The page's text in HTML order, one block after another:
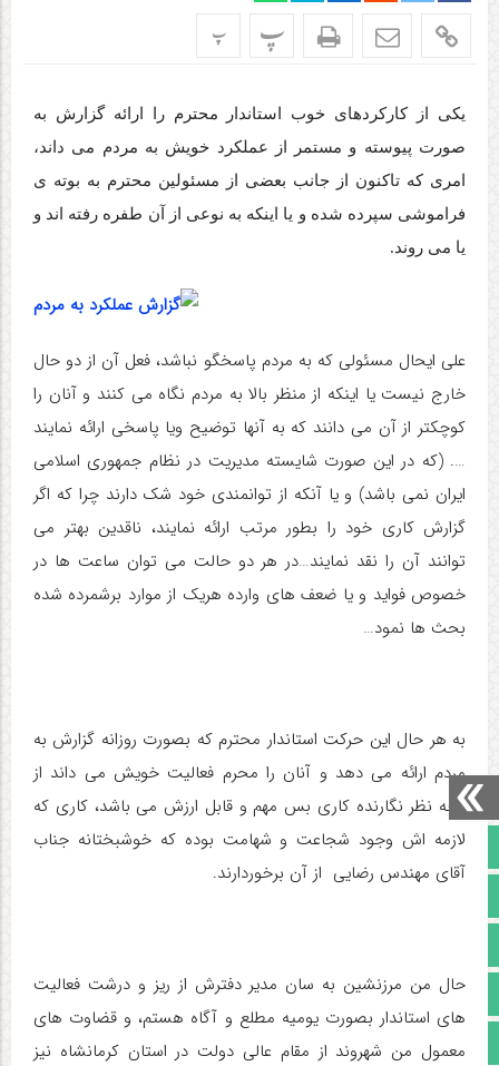
صفحه نخست
اینستاگرام
مجوز سایت
پ پ
یکی از کارکردهای خوب استاندار محترم را ارائه گزارش به
صورت پیوسته و مستمر از عملکرد خویش به مردم می داند،
امری که تاکنون از جانب بعضی از مسئولین محترم به بوته ی
فراموشی سپرده شده و یا اینکه به نوعی از آن طفره رفته اند و
یا می روند.
علی ایحال مسئولی که به مردم پاسخگو نباشد، فعل آن از دو حال
خارج نیست یا اینکه از منظر بالا به مردم نگاه می کنند و آنان را
کوچکتر از آن می دانند که به آنها توضیح ویا پاسخی ارائه نمایند
…. (که در این صورت شایسته مدیریت در نظام جمهوری اسلامی
ایران نمی باشد) و یا آنکه از توانمندی خود شک دارند چرا که اگر
گزارش کاری خود را بطور مرتب ارائه نمایند، ناقدین بهتر می
توانند آن را نقد نمایند…در هر دو حالت می توان ساعت ها در
خصوص فواید و یا ضعف های وارده هریک از موارد برشمرده شده
بحث ها نمود…
به هر حال این حرکت استاندار محترم که بصورت روزانه گزارش به
مردم ارائه می دهد و آنان را محرم فعالیت خویش می داند از
وجه نظر نگارنده کاری بس مهم و قابل ارزش می باشد، کاری که
لازمه اش وجود شجاعت و شهامت بوده که خوشبختانه جناب
آقای مهندس رضایی از آن برخوردارند.
حال من مرزنشین به سان مدیر دفترش از ریز و درشت فعالیت
های استاندار بصورت یومیه مطلع و آگاه هستم، و قضاوت های
معمول من شهروند از مقام عالی دولت در استان کرمانشاه نیز